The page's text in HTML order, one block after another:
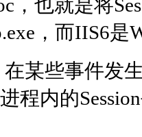
，也就是将
，而IIS6是
某些事件发
程内的